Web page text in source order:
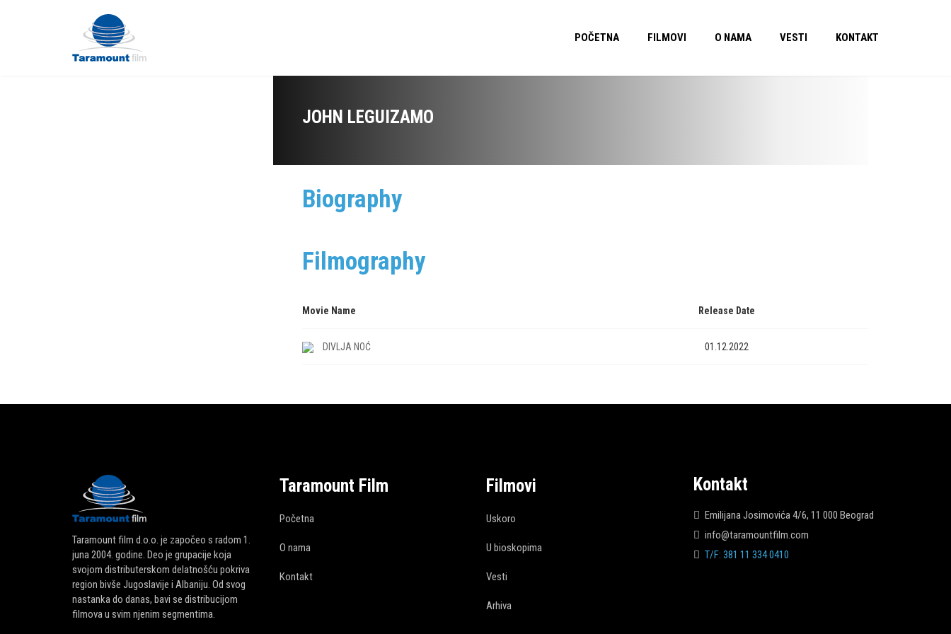
POČETNA FILMOVI O NAMA VESTI KONTAKT
JOHN LEGUIZAMO
Biography
Filmography
Movie Name Release Date
DIVLJA NOĆ 01.12.2022
Taramount film d.o.o. je započeo s radom 1.
juna 2004. godine. Deo je grupacije koja
svojom distributerskom delatnošću pokriva
region bivše Jugoslavije i Albaniju. Od svog
nastanka do danas, bavi se distribucijom
filmova u svim njenim segmentima.
Taramount Film
Početna
O nama
Kontakt
Filmovi
Uskoro
U bioskopima
Vesti
Arhiva
Kontakt
Emilijana Josimovića 4/6, 11 000 Beograd
info@taramountfilm.com
T/F: 381 11 334 0410